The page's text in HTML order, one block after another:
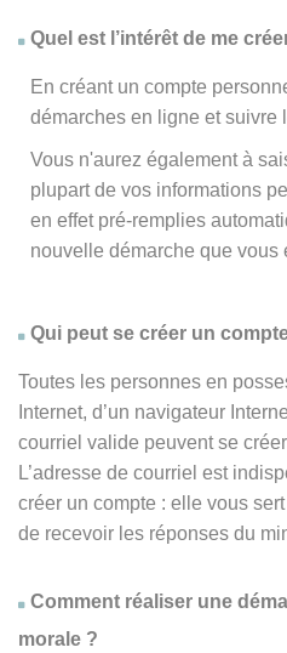
Quel est l’intérêt de me
En créant un compte
démarches en ligne et suivre
Vous n'aurez également à
plupart de vos informations
en effet pré-remplies
nouvelle démarche que vous
Qui peut se créer un
Toutes les personnes en
Internet, d’un navigateur
courriel valide peuvent se
L’adresse de courriel est
créer un compte : elle vous
de recevoir les réponses du
Comment réaliser une
morale ?